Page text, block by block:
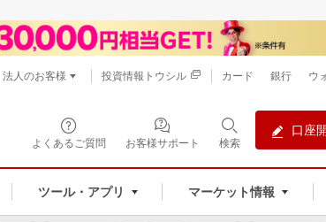
よくあるご質問 お客様サポート 検索
口座
ツール・アプリ マーケット情報
法人のお客様 投資情報トウシル カード 銀行 ウ